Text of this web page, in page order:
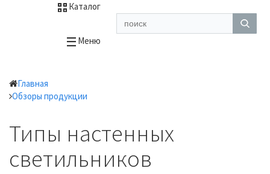
Каталог
Меню
Главная
Обзоры продукции
Типы настенных
светильников